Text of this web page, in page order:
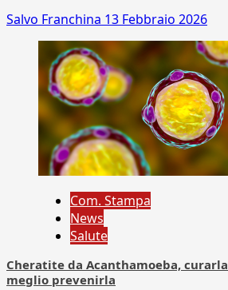
Salvo Franchina 13 Febbraio 2026
Com. Stampa
News
Salute
Cheratite da Acanthamoeba,
meglio prevenirla